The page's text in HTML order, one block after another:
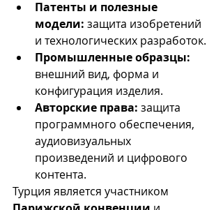
Патенты и полезные
модели: защита изобретений
и технологических разработок.
Промышленные образцы:
внешний вид, форма и
конфигурация изделия.
Авторские права: защита
программного обеспечения,
аудиовизуальных
произведений и цифрового
контента.
Турция является участником